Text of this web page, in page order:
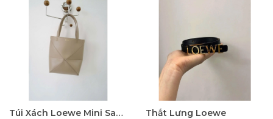
Túi Xách Loewe Mini Sand Thắt Lưng Loewe